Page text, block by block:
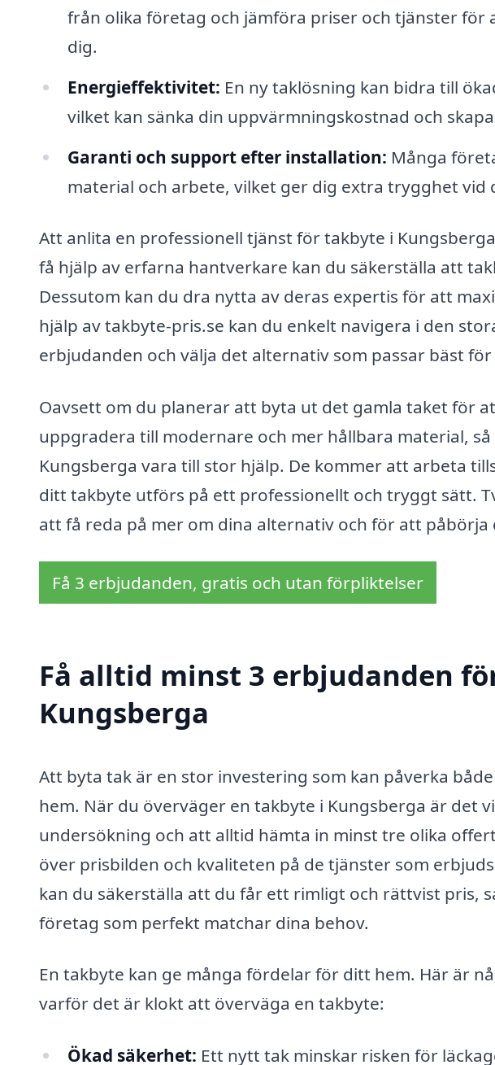
från olika företag och jämföra priser och tjänster
dig.
Energieffektivitet: En ny taklösning kan bidra till
vilket kan sänka din uppvärmningskostnad och
Garanti och support efter installation: Många
material och arbete, vilket ger dig extra trygghet vid
Att anlita en professionell tjänst för takbyte i
få hjälp av erfarna hantverkare kan du säkerställa att
Dessutom kan du dra nytta av deras expertis för att
hjälp av takbyte-pris.se kan du enkelt navigera i den
erbjudanden och välja det alternativ som passar bäst
Oavsett om du planerar att byta ut det gamla taket för
uppgradera till modernare och mer hållbara material,
Kungsberga vara till stor hjälp. De kommer att arbeta
ditt takbyte utförs på ett professionellt och tryggt sätt.
att få reda på mer om dina alternativ och för att
Få 3 erbjudanden, gratis och utan förpliktelser
Få alltid minst 3 erbjudanden
Kungsberga
Att byta tak är en stor investering som kan påverka
hem. När du överväger en takbyte i Kungsberga är det
undersökning och att alltid hämta in minst tre olika
över prisbilden och kvaliteten på de tjänster som
kan du säkerställa att du får ett rimligt och rättvist pris,
företag som perfekt matchar dina behov.
En takbyte kan ge många fördelar för ditt hem. Här är
varför det är klokt att överväga en takbyte:
Ökad säkerhet: Ett nytt tak minskar risken för